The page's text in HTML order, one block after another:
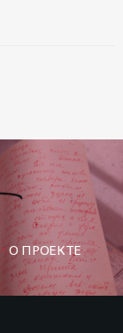
О ПРОЕКТЕ